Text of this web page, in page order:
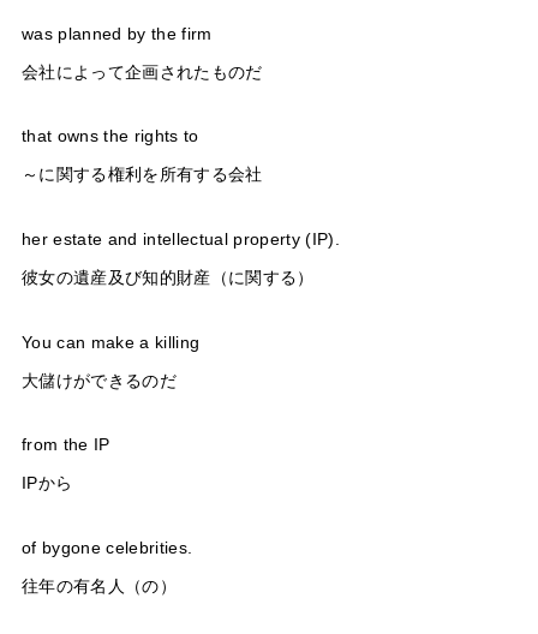
was planned by the firm
会社によって企画されたものだ
that owns the rights to
～に関する権利を所有する会社
her estate and intellectual property (IP).
彼女の遺産及び知的財産（に関する）
You can make a killing
大儲けができるのだ
from the IP
IPから
of bygone celebrities.
往年の有名人（の）